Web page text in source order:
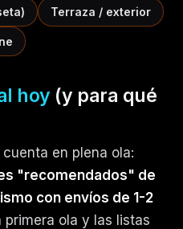
Terraza / exterior
hoy (y para qué
en plena ola:
"recomendados" de
con envíos de 1-2
primera ola y las listas